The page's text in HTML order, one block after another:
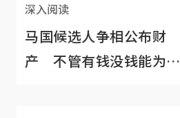
深入阅读
马国候选人争相公布财
产 不管有钱没钱能为民